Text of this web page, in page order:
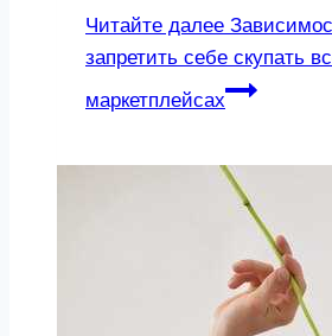
Читайте далее
запретить себе скупать
маркетплейсах